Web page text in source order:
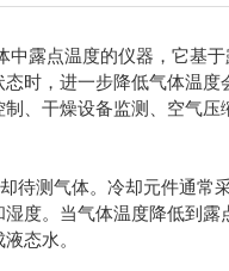
点温度的仪器，它基于
时，进一步降低气体温
、干燥设备监测、空气
测气体。冷却元件通常
度。当气体温度降低到
态水。